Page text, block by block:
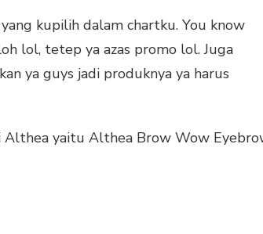
kupilih dalam chartku. You know
lol, tetep ya azas promo lol. Juga
ya guys jadi produknya ya harus
Althea yaitu Althea Brow Wow